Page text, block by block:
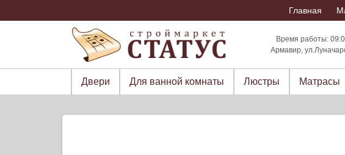
to
Главная
Время работы:
Армавир,
Двери Для ванной комнаты Люстры Матрасы